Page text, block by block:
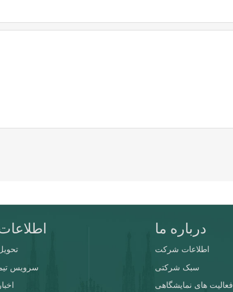
سرویس
اخبار
درباره ما
اطلاعات شرکت
سبک شرکتی
فعالیت های نمایشگاهی